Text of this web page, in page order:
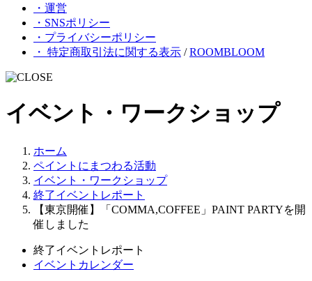
・運営
・SNSポリシー
・プライバシーポリシー
・ 特定商取引法に関する表示 /ROOMBLOOM
イベント・ワークショップ
ホーム
ペイントにまつわる活動
イベント・ワークショップ
終了イベントレポート
【東京開催】「COMMA,COFFEE」PAINT PARTYを開
催しました
終了イベントレポート
イベントカレンダー